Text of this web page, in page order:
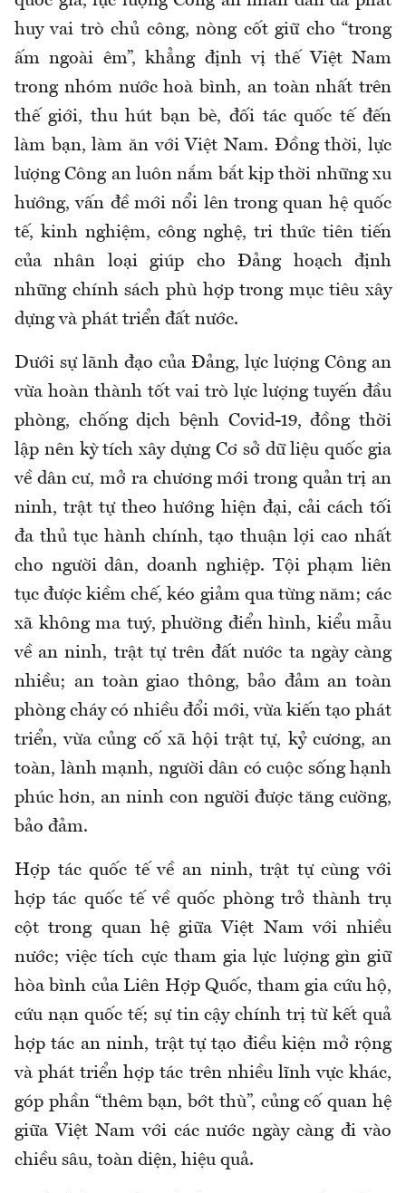
huy vai trò chủ công, nòng cốt giữ cho “trong
ấm ngoài êm”, khẳng định vị thế Việt Nam
trong nhóm nước hoà bình, an toàn nhất trên
thế giới, thu hút bạn bè, đối tác quốc tế đến
làm bạn, làm ăn với Việt Nam. Đồng thời, lực
lượng Công an luôn nắm bắt kịp thời những xu
hướng, vấn đề mới nổi lên trong quan hệ quốc
tế, kinh nghiệm, công nghệ, tri thức tiên tiến
của nhân loại giúp cho Đảng hoạch định
những chính sách phù hợp trong mục tiêu xây
dựng và phát triển đất nước.
Dưới sự lãnh đạo của Đảng, lực lượng Công an
vừa hoàn thành tốt vai trò lực lượng tuyến đầu
phòng, chống dịch bệnh Covid-19, đồng thời
lập nên kỳ tích xây dựng Cơ sở dữ liệu quốc gia
về dân cư, mở ra chương mới trong quản trị an
ninh, trật tự theo hướng hiện đại, cải cách tối
đa thủ tục hành chính, tạo thuận lợi cao nhất
cho người dân, doanh nghiệp. Tội phạm liên
tục được kiềm chế, kéo giảm qua từng năm; các
xã không ma tuý, phường điển hình, kiểu mẫu
về an ninh, trật tự trên đất nước ta ngày càng
nhiều; an toàn giao thông, bảo đảm an toàn
phòng cháy có nhiều đổi mới, vừa kiến tạo phát
triển, vừa củng cố xã hội trật tự, kỷ cương, an
toàn, lành mạnh, người dân có cuộc sống hạnh
phúc hơn, an ninh con người được tăng cường,
bảo đảm.
Hợp tác quốc tế về an ninh, trật tự cùng với
hợp tác quốc tế về quốc phòng trở thành trụ
cột trong quan hệ giữa Việt Nam với nhiều
nước; việc tích cực tham gia lực lượng gìn giữ
hòa bình của Liên Hợp Quốc, tham gia cứu hộ,
cứu nạn quốc tế; sự tin cậy chính trị từ kết quả
hợp tác an ninh, trật tự tạo điều kiện mở rộng
và phát triển hợp tác trên nhiều lĩnh vực khác,
góp phần “thêm bạn, bớt thù”, củng cố quan hệ
giữa Việt Nam với các nước ngày càng đi vào
chiều sâu, toàn diện, hiệu quả.